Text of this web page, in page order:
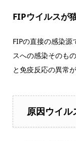
FIPウイルスが
FIPの直接の感染
スへの感染そのも
と免疫反応の異常
原因ウイ